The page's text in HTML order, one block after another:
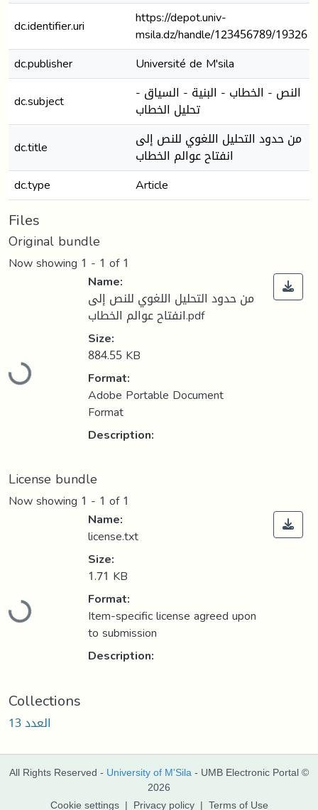
dc.identifier.uri
https://depot.univ-
msila.dz/handle/123456789/19326
dc.publisher
Université de M'sila
dc.subject
النص - الخطاب - البنية - السياق -
تحليل الخطاب
dc.title
من حدود التحليل اللغوي للنص إلى
انفتاح عوالم الخطاب
dc.type
Article
Files
Original bundle
Now showing 1 - 1 of 1
Loading...
Name:
من حدود التحليل اللغوي للنص إلى
انفتاح عوالم الخطاب.pdf
Size:
884.55 KB
Format:
Adobe Portable Document
Format
Description:
License bundle
Now showing 1 - 1 of 1
Loading...
Name:
license.txt
Size:
1.71 KB
Format:
Item-specific license agreed upon
to submission
Description:
Collections
العدد 13
All Rights Reserved - University of M'Sila - UMB Electronic Portal ©
2026
Cookie settings | Privacy policy | Terms of Use